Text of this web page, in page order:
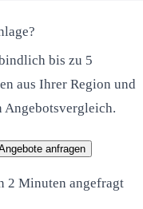
bis zu 5
aus Ihrer Region und
Angebotsvergleich.
anfragen
2 Minuten angefragt